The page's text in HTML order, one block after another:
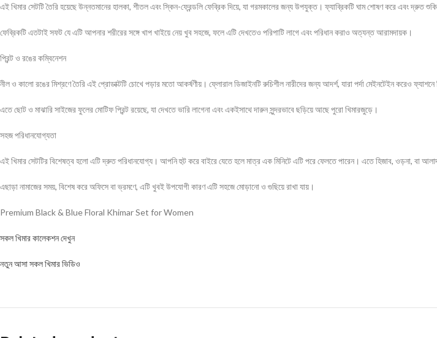
এই খিমার সেটটি তৈরি হয়েছে উন্নতমানের হালকা, শীতল এবং স্কিন-ফ্রেন্ডলি ফেব্রিক দিয়ে, যা গরমকালের জন্য উপযুক্ত। ফ্যাব্রিকটি ঘাম শোষণ করে এবং দ্রুত
ফেব্রিকটি এতটাই সফট যে এটি আপনার শরীরের সঙ্গে খাপ খাইয়ে নেয় খুব সহজে, ফলে এটি দেখতেও পরিপাটি লাগে এবং পরিধান করাও অত্যন্ত আরামদায়ক।
প্রিন্ট ও রঙের কম্বিনেশন
নীল ও কালো রঙের মিশ্রণে তৈরি এই প্রোডাক্টটি চোখে পড়ার মতো আকর্ষণীয়। ফ্লোরাল ডিজাইনটি রুচিশীল নারীদের জন্য আদর্শ, যারা পর্দা মেইনটেইন করেও ফ্যাশনে
এতে ছোট ও মাঝারি সাইজের ফুলের মোটিফ প্রিন্ট রয়েছে, যা দেখতে ভারি লাগেনা এবং একইসাথে দারুন সুন্দরভাবে ছড়িয়ে আছে পুরো খিমারজুড়ে।
সহজ পরিধানযোগ্যতা
এই খিমার সেটটির বিশেষত্ব হলো এটি দ্রুত পরিধানযোগ্য। আপনি হুট করে বাইরে যেতে হলে মাত্র এক মিনিটে এটি পরে ফেলতে পারেন। এতে হিজাব, ওড়না, বা
এছাড়া নামাজের সময়, বিশেষ করে অফিসে বা ভ্রমণে, এটি খুবই উপযোগী কারণ এটি সহজে মোড়ানো ও গুছিয়ে রাখা যায়।
Premium Black & Blue Floral Khimar Set for Women
সকল খিমার কালেকশন দেখুন
নতুন আসা সকল খিমার ভিডিও